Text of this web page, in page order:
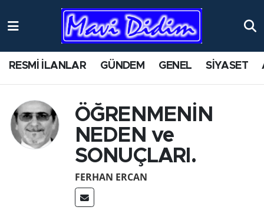
RESMİ İLANLAR GÜNDEM GENEL SİYASET
ÖĞRENMENİN
NEDEN ve
SONUÇLARI.
FERHAN ERCAN
ANTİK YERLER
AYDIN
BİLİM VE TEKNOLOJİ
Nöbetçi Eczaneler
Namaz Vakitleri
Trafik Durumu
Süper Lig Puan Durumu ve Fikstür
Tüm Manşetler